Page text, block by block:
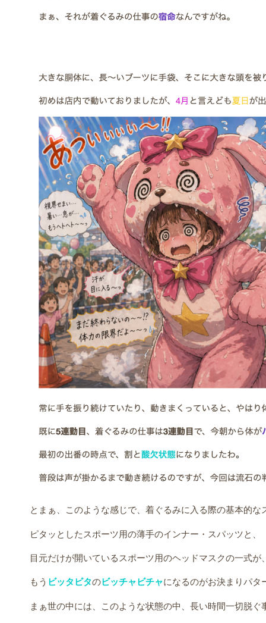
とまぁ、このような感じで、着ぐるみに入る際の基本的な
ピタッとしたスポーツ用の薄手のインナー・スパッツと、
目元だけが開いているスポーツ用のヘッドマスクの一式が
もう ビッタビタのビッチャビチャになるのがお決まりパタ
まぁ世の中には、このような状態の中、長い時間一切脱ぐ